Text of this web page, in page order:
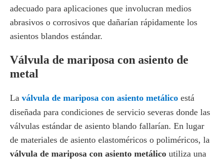
adecuado para aplicaciones que involucran medios
abrasivos o corrosivos que dañarían rápidamente los
asientos blandos estándar.
Válvula de mariposa con asiento de
metal
La válvula de mariposa con asiento metálico está
diseñada para condiciones de servicio severas donde las
válvulas estándar de asiento blando fallarían. En lugar
de materiales de asiento elastoméricos o poliméricos, la
válvula de mariposa con asiento metálico utiliza una